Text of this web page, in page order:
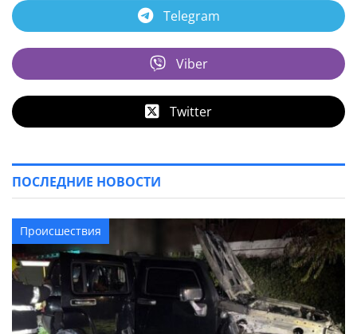
Telegram
Viber
Twitter
ПОСЛЕДНИЕ НОВОСТИ
Происшествия